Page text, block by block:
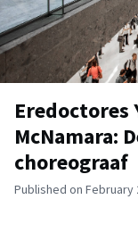
Eredoctores
McNamara:
choreograaf
Published on February